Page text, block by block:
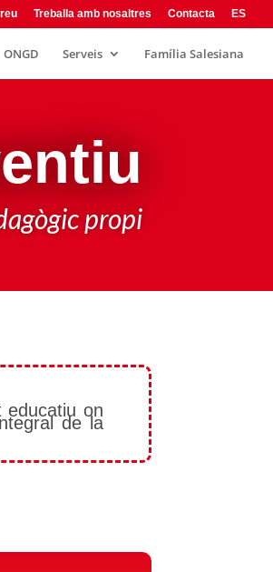
Treballa amb nosaltres Contacta ES
ONGD Serveis Família Salesiana
propi
educatiu on
de la